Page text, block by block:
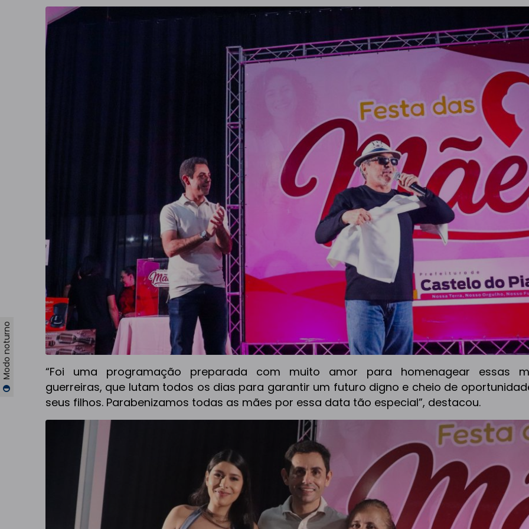
Modo noturno
“Foi uma programação preparada com muito amor para homenagear essas
guerreiras, que lutam todos os dias para garantir um futuro digno e cheio de
seus filhos. Parabenizamos todas as mães por essa data tão especial”, destacou.